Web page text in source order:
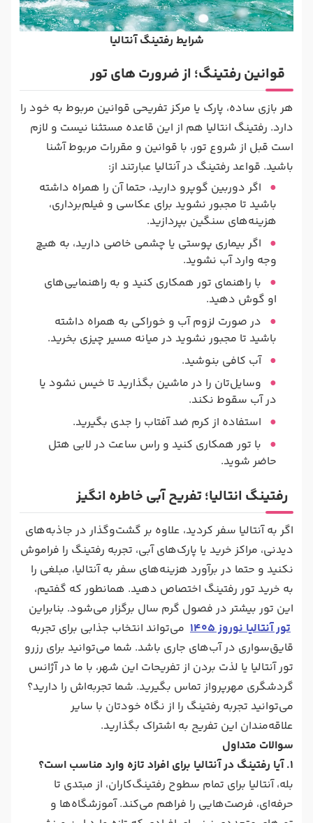
شرایط رفتینگ آنتالیا
قوانین رفتینگ؛ از ضرورت های تور
هر بازی ساده، پارک یا مرکز تفریحی قوانین مربوط به خود را
دارد. رفتینگ انتالیا هم از این قاعده مستثنا نیست و لازم
است قبل از شروع تور، با قوانین و مقررات مربوط آشنا
باشید. قواعد رفتینگ در آنتالیا عبارتند از:
اگر دوربین گوپرو دارید، حتما آن را همراه داشته
باشید تا مجبور نشوید برای عکاسی و فیلم‌برداری،
هزینه‌های سنگین بپردازید.
اگر بیماری پوستی یا چشمی خاصی دارید، به هیچ
وجه وارد آب نشوید.
با راهنمای تور همکاری کنید و به راهنمایی‌های
او گوش دهید.
در صورت لزوم آب و خوراکی به همراه داشته
باشید تا مجبور نشوید در میانه مسیر چیزی بخرید.
آب کافی بنوشید.
وسایل‌تان را در ماشین بگذارید تا خیس نشود یا
در آب سقوط نکند.
استفاده از کرم ضد آفتاب را جدی بگیرید.
با تور همکاری کنید و راس ساعت در لابی هتل
حاضر شوید.
رفتینگ انتالیا؛ تفریح آبی خاطره انگیز
اگر به آنتالیا سفر کردید، علاوه بر گشت‌وگذار در جاذبه‌های
دیدنی، مراکز خرید یا پارک‌های آبی، تجربه رفتینگ را فراموش
نکنید و حتما در برآورد هزینه‌های سفر به آنتالیا، مبلغی را
به خرید تور رفتینگ اختصاص دهید. همانطور که گفتیم،
این تور بیشتر در فصول گرم سال برگزار می‌شود. بنابراین
تور آنتالیا نوروز 1405
می‌تواند انتخاب جذابی برای تجربه
قایق‌سواری در آب‌های جاری باشد. شما می‌توانید برای رزرو
تور آنتالیا یا لذت بردن از تفریحات این شهر، با ما در آژانس
گردشگری مهرپرواز تماس بگیرید. شما تجربه‌اش را دارید؟
می‌توانید تجربه رفتینگ را از نگاه خودتان با سایر
علاقه‌مندان این تفریح به اشتراک بگذارید.
سوالات متداول
1. آیا رفتینگ در آنتالیا برای افراد تازه وارد مناسب است؟
بله، آنتالیا برای تمام سطوح رفتینگ‌کاران، از مبتدی تا
حرفه‌ای، فرصت‌هایی را فراهم می‌کند. آموزشگاه‌ها و